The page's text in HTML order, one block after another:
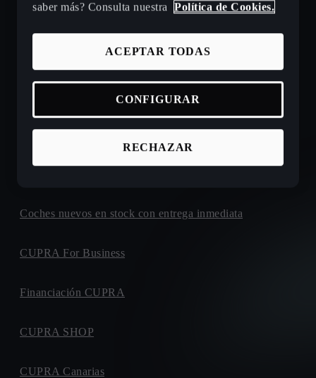
Puntos de venta y talleres CUPRA cerca de ti
Beneficios CUPRA Approved
Coches de ocasión en stock
Ofertas de coches nuevos CUPRA
Coches nuevos en stock con entrega inmediata
CUPRA For Business
Financiación CUPRA
CUPRA SHOP
CUPRA Canarias
saber más? Consulta nuestra Política de Cookies.
RECHAZAR
ACEPTAR TODAS
CONFIGURAR